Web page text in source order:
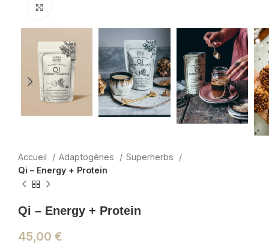
Accueil Adaptogènes
Superherbs
Qi – Energy + Protein
Qi – Energy + Protein
45,00 €